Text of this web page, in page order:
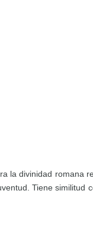
la divinidad romana
Tiene similitud